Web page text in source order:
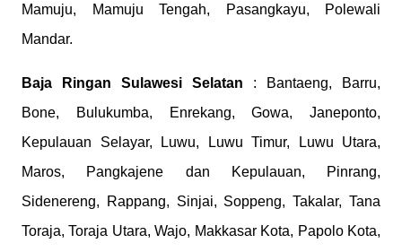
Mamuju, Mamuju Tengah, Pasangkayu, Polewali
Mandar.
Baja Ringan Sulawesi Selatan : Bantaeng, Barru,
Bone, Bulukumba, Enrekang, Gowa, Janeponto,
Kepulauan Selayar, Luwu, Luwu Timur, Luwu Utara,
Maros, Pangkajene dan Kepulauan, Pinrang,
Sidenereng, Rappang, Sinjai, Soppeng, Takalar, Tana
Toraja, Toraja Utara, Wajo, Makkasar Kota, Papolo Kota,